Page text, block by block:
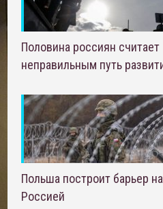
Половина россиян считает
неправильным путь
Польша построит барьер
Россией